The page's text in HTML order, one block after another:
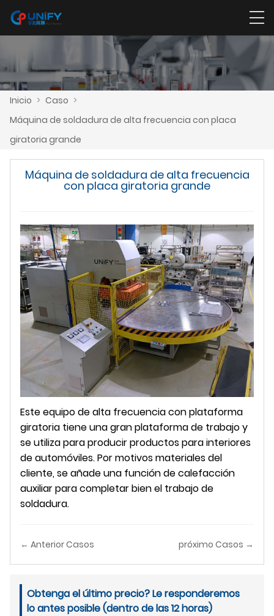
Inicio > Caso >
Máquina de soldadura de alta frecuencia con placa
giratoria grande
Máquina de soldadura de alta frecuencia
con placa giratoria grande
Este equipo de alta frecuencia con plataforma
giratoria tiene una gran plataforma de trabajo y
se utiliza para producir productos para interiores
de automóviles. Por motivos materiales del
cliente, se añade una función de calefacción
auxiliar para completar bien el trabajo de
soldadura.
← Anterior Casos próximo Casos →
Obtenga el último precio? Le responderemos
lo antes posible (dentro de las 12 horas)